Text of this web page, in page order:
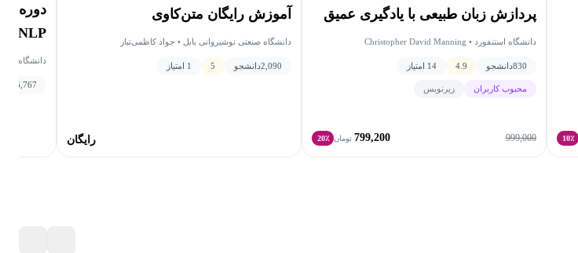
10٪
پردازش زبان طبیعی با یادگیری عمیق
دانشگاه استنفورد • Christopher David Manning
830دانشجو 4.9 14 امتیاز
محبوب کاربران زیرنویس
999,000
799,200 تومان 20٪
آموزش رایگان متن‌کاوی
دانشگاه صنعتی نوشیروانی بابل • جواد کاظمی‌تبار
2,090دانشجو 5 1 امتیاز
رایگان
دوره
NLP
دانشگاه
6,767